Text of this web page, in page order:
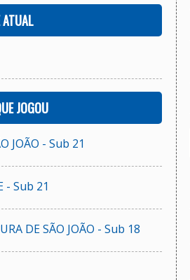
ATUAL
JOGOU
JOÃO - Sub 21
- Sub 21
DE SÃO JOÃO - Sub 18